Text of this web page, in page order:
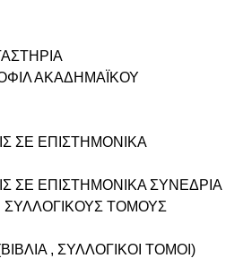
ΑΚΑΔΗΜΑΪΚΟΥ
ΣΕ ΕΠΙΣΤΗΜΟΝΙΚΑ
ΣΕ ΕΠΙΣΤΗΜΟΝΙΚΑ ΣΥΝΕΔΡΙΑ
ΣΥΛΛΟΓΙΚΟΥΣ ΤΟΜΟΥΣ
, ΣΥΛΛΟΓΙΚΟΙ ΤΟΜΟΙ)